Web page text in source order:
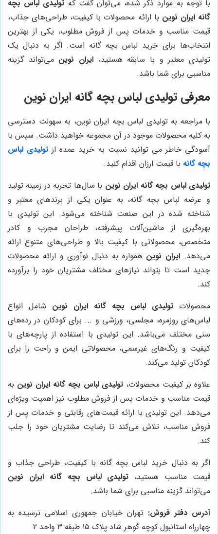
با توجه به موارد ذکر شده، می‌توان گفت که تولیدی لباس بچه
گانه ایران نوین با ارائه محصولات با کیفیت، طراحی‌های جذاب،
قیمت مناسب و خدمات پس از فروش مطلوب، یکی از بهترین
انتخاب‌ها برای خرید لباس بچه گانه است. اگر به دنبال یک
تولیدی معتبر و با سابقه هستید، ایران نوین می‌تواند گزینه
مناسبی برای شما باشد.
معرفی تولیدی لباس بچه گانه ایران نوین
با مراجعه به تولیدی لباس بچه ایران نوین، به سهولت دسترسی
به کلیه محصولات موجود در آن مجموعه خواهید داشت. سپس با
آسودگی خاطر می توانید نسبت به خرید عمده از تولیدی لباس
بچه گانه با قیمت ارزان اقدام کنید.
تولیدی لباس بچه گانه ایران نوین با سال‌ها تجربه در زمینه تولید
و عرضه لباس بچه گانه، به عنوان یکی از برندهای معتبر و
شناخته شده در این صنعت شناخته می‌شود. این تولیدی با
بهره‌گیری از ماشین‌آلات پیشرفته، طراحان مجرب و کادر
متخصص، محصولاتی با کیفیت بالا و طراحی‌های متنوع ارائه
می‌دهد. ایران نوین همواره به دنبال نوآوری و ارائه محصولات
جدید است تا بتواند نیازهای مختلف مشتریان خود را برآورده
کند.
محصولات تولیدی لباس بچه گانه ایران نوین شامل انواع
لباس‌های روزمره، مجلسی، ورزشی و ... برای کودکان در رده‌های
سنی مختلف می‌باشد. این تولیدی با استفاده از پارچه‌های با
کیفیت و رنگ‌های غیرسمی، محصولاتی ایمن و راحت را برای
کودکان تولید می‌کند.
علاوه بر کیفیت محصولات، تولیدی لباس بچه گانه ایران نوین به
قیمت مناسب و خدمات پس از فروش مطلوب نیز اهمیت ویژه‌ای
می‌دهد. این تولیدی با ارائه قیمت‌های رقابتی و خدمات پس از
فروش مناسب، تلاش می‌کند تا رضایت مشتریان خود را جلب
کند.
اگر به دنبال خرید لباس بچه گانه با کیفیت، طراحی جذاب و
قیمت مناسب هستید، تولیدی لباس بچه گانه ایران نوین
می‌تواند گزینه مناسبی برای شما باشد.
آدرس دفتر فروش: تهران خیابان جمهوری اسلامی نرسیده به
چهارراه استانبول کوچه گوهر شاد پلاک ۱۵ طبقه ۳ واحد ۲